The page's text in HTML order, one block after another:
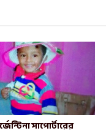
সাপোর্টারের